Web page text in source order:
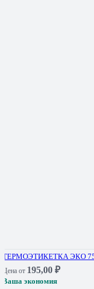
ТЕРМОЭТИКЕТКА ЭКО
Цена от 195,00 ₽
Ваша экономия